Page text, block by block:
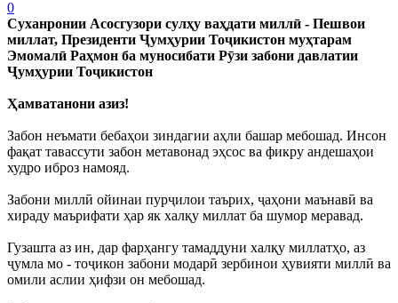
0
Суханронии Асосгузори сулҳу ваҳдати миллӣ - Пешвои
миллат, Президенти Ҷумҳурии Тоҷикистон муҳтарам
Эмомалӣ Раҳмон ба муносибати Рӯзи забони давлатии
Ҷумҳурии Тоҷикистон
Ҳамватанони азиз!
Забон неъмати бебаҳои зиндагии аҳли башар мебошад. Инсон
фақат тавассути забон метавонад эҳсос ва фикру андешаҳои
худро иброз намояд.
Забони миллӣ ойинаи пурҷилои таърих, ҷаҳони маънавӣ ва
хираду маърифати ҳар як халқу миллат ба шумор меравад.
Гузашта аз ин, дар фарҳангу тамаддуни халқу миллатҳо, аз
ҷумла мо - тоҷикон забони модарӣ зербинои ҳувияти миллӣ ва
омили аслии ҳифзи он мебошад.